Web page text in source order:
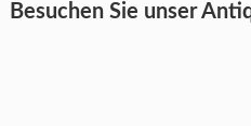
Besuchen Sie unser